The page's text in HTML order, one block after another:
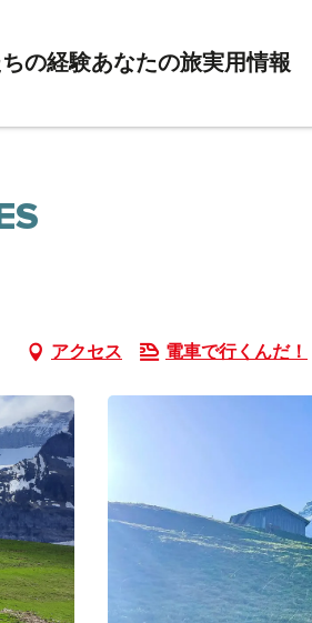
の経験あなたの旅実用情報
アクセス 電車で行くんだ！